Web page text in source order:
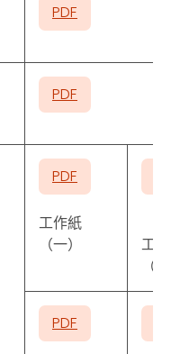
PDF
PDF
PDF
工作紙
（一）
工
（
PDF